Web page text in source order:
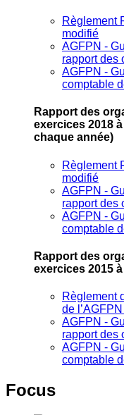
Règlement
modifié
AGFPN ‐
rapport des
AGFPN ‐
comptable
Rapport des
exercices 2018
chaque année)
Règlement
modifié
AGFPN ‐
rapport des
AGFPN ‐
comptable
Rapport des
exercices 2015
Règlement
de
AGFPN ‐
rapport des
AGFPN ‐
comptable
Focus